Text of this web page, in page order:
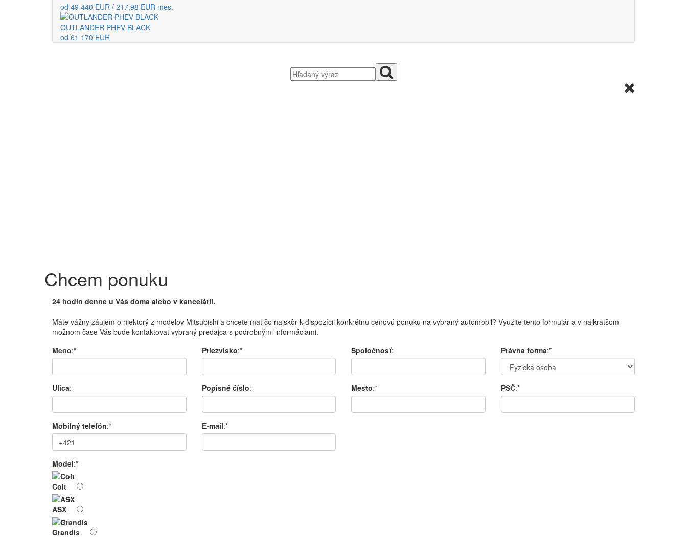
od 49 440 EUR / 217,98 EUR mes.
OUTLANDER PHEV BLACK
od 61 170 EUR
Chcem ponuku
24 hodín denne u Vás doma alebo v kancelárii.
Máte vážny záujem o niektorý z modelov Mitsubishi a chcete mať čo najskôr k dispozícii konkrétnu cenovú ponuku na vybraný automobil? Využite tento formulár a v najkratšom
možnom čase Vás bude kontaktovať vybraný predajca s podrobnými informáciami.
Meno:* Priezvisko:* Spoločnosť: Právna forma:*
Ulica: Popisné číslo: Mesto:* PSČ:*
Mobilný telefón:* E-mail:*
Model:*
Colt
ASX
Grandis